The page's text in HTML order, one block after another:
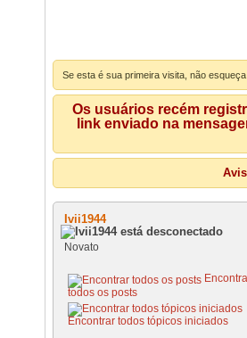
Se esta é sua primeira visita, não
Os usuários recém
link enviado na
Ivii1944
Novato
todos os posts
Encontrar todos tópicos iniciados